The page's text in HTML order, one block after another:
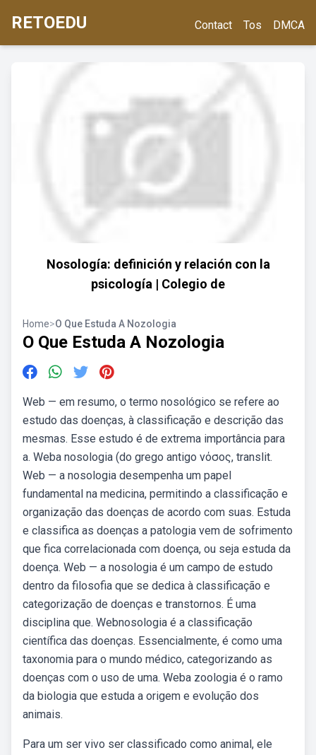
RETOEDU Contact Tos DMCA
Nosología: definición y relación con la
psicología | Colegio de
Home>O Que Estuda A Nozologia
O Que Estuda A Nozologia
Web — em resumo, o termo nosológico se refere ao
estudo das doenças, à classificação e descrição das
mesmas. Esse estudo é de extrema importância para
a. Weba nosologia (do grego antigo νόσος, translit.
Web — a nosologia desempenha um papel
fundamental na medicina, permitindo a classificação e
organização das doenças de acordo com suas. Estuda
e classifica as doenças a patologia vem de sofrimento
que fica correlacionada com doença, ou seja estuda da
doença. Web — a nosologia é um campo de estudo
dentro da filosofia que se dedica à classificação e
categorização de doenças e transtornos. É uma
disciplina que. Webnosologia é a classificação
científica das doenças. Essencialmente, é como uma
taxonomia para o mundo médico, categorizando as
doenças com o uso de uma. Weba zoologia é o ramo
da biologia que estuda a origem e evolução dos
animais.
Para um ser vivo ser classificado como animal, ele